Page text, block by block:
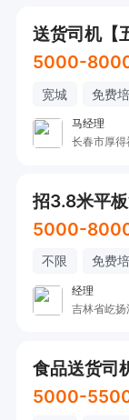
5000-
宽城 免费
马经理
长春市厚得
5000-
不限 免费
经理
吉林省屹扬
食品送货司
5000-